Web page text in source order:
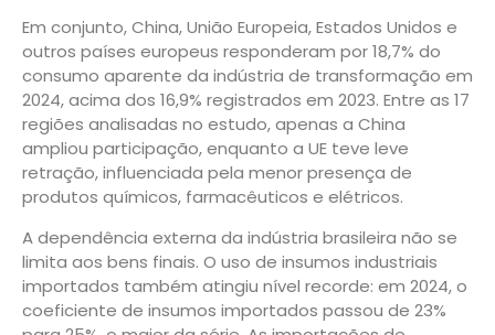
Em conjunto, China, União Europeia, Estados Unidos e
outros países europeus responderam por 18,7% do
consumo aparente da indústria de transformação em
2024, acima dos 16,9% registrados em 2023. Entre as 17
regiões analisadas no estudo, apenas a China
ampliou participação, enquanto a UE teve leve
retração, influenciada pela menor presença de
produtos químicos, farmacêuticos e elétricos.
A dependência externa da indústria brasileira não se
limita aos bens finais. O uso de insumos industriais
importados também atingiu nível recorde: em 2024, o
coeficiente de insumos importados passou de 23%